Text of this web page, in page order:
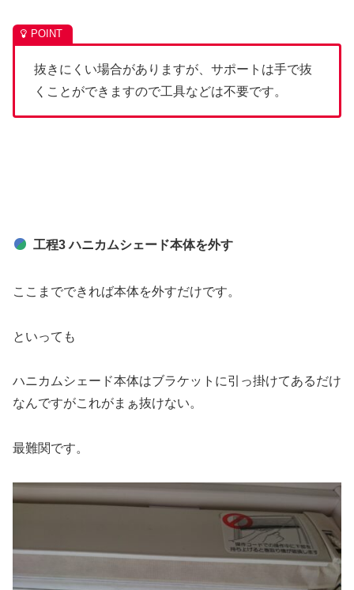
抜きにくい場合がありますが、サポートは手で抜
くことができますので工具などは不要です。
工程3 ハニカムシェード本体を外す
ここまでできれば本体を外すだけです。
といっても
ハニカムシェード本体はブラケットに引っ掛けてあるだけ
なんですがこれがまぁ抜けない。
最難関です。